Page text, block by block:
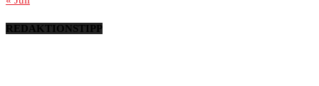
REDAKTIONSTIPP